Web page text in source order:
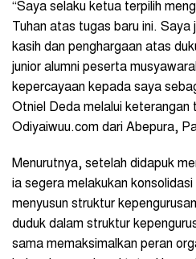
“Saya selaku ketua terpilih
Tuhan atas tugas baru ini.
kasih dan penghargaan atas
junior alumni peserta
kepercayaan kepada saya
Otniel Deda melalui keterangan
Odiyaiwuu.com dari Abepura,
Menurutnya, setelah didapuk
ia segera melakukan
menyusun struktur
duduk dalam struktur
sama memaksimalkan peran